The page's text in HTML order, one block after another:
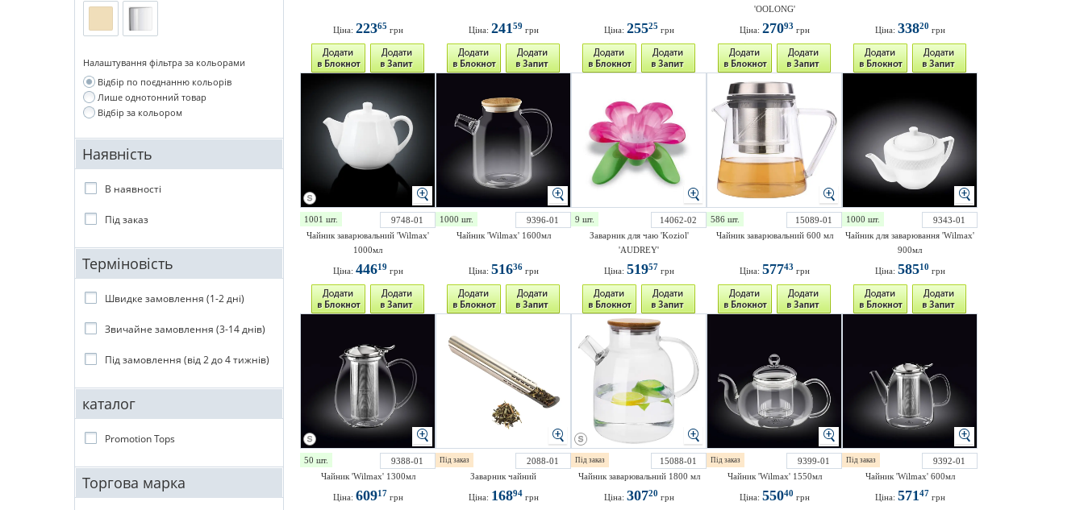
Налаштування фільтра за кольорами
Відбір по поєднанню кольорів
Лише однотонний товар
Відбір за кольором
Наявність
В наявності
Під заказ
Терміновість
Швидке замовлення (1-2 дні)
Звичайне замовлення (3-14 днів)
Під замовлення (від 2 до 4 тижнів)
каталог
Promotion Tops
Торгова марка
Ціна: 22365 грн Ціна: 24159 грн Ціна: 25525 грн
'OOLONG'
Ціна: 27093 грн Ціна: 33820 грн
1001 шт.
9748-01
Чайник заварювальний 'Wilmax'
1000мл
Ціна: 44619 грн
1000 шт.
9396-01
Чайник 'Wilmax' 1600мл
Ціна: 51636грн
9 шт.
14062-02
Заварник для чаю 'Koziol'
'AUDREY'
Ціна: 51957 грн
586 шт.
15089-01
Чайник заварювальний 600 мл
Ціна: 57743 грн
1000 шт.
9343-01
Чайник для заварювання 'Wilmax'
900мл
Ціна: 58510 грн
50 шт.
9388-01
Чайник 'Wilmax' 1300мл
Ціна: 60917 грн
Під заказ
2088-01
Заварник чайний
Ціна: 16894грн
Під заказ
15088-01
Чайник заварювальний 1800 мл
Ціна: 30720 грн
Під заказ
9399-01
Чайник 'Wilmax' 1550мл
Ціна: 55040 грн
Під заказ
9392-01
Чайник 'Wilmax' 600мл
Ціна: 57147 грн